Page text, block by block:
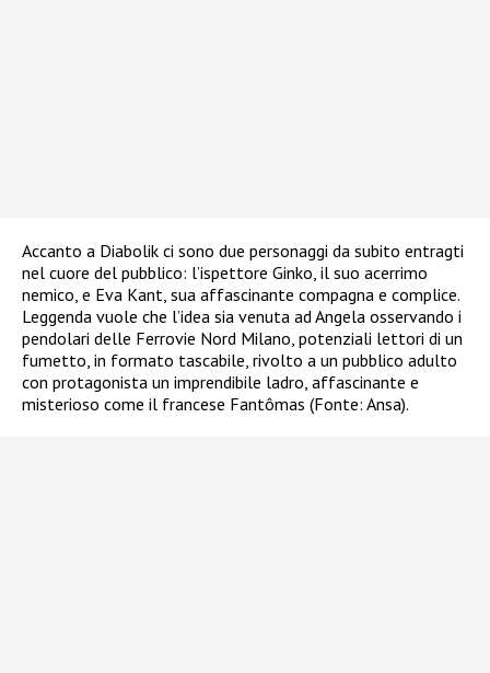
Accanto a Diabolik ci sono due personaggi da subito entragti
nel cuore del pubblico: l’ispettore Ginko, il suo acerrimo
nemico, e Eva Kant, sua affascinante compagna e complice.
Leggenda vuole che l’idea sia venuta ad Angela osservando i
pendolari delle Ferrovie Nord Milano, potenziali lettori di un
fumetto, in formato tascabile, rivolto a un pubblico adulto
con protagonista un imprendibile ladro, affascinante e
misterioso come il francese Fantômas (Fonte: Ansa).